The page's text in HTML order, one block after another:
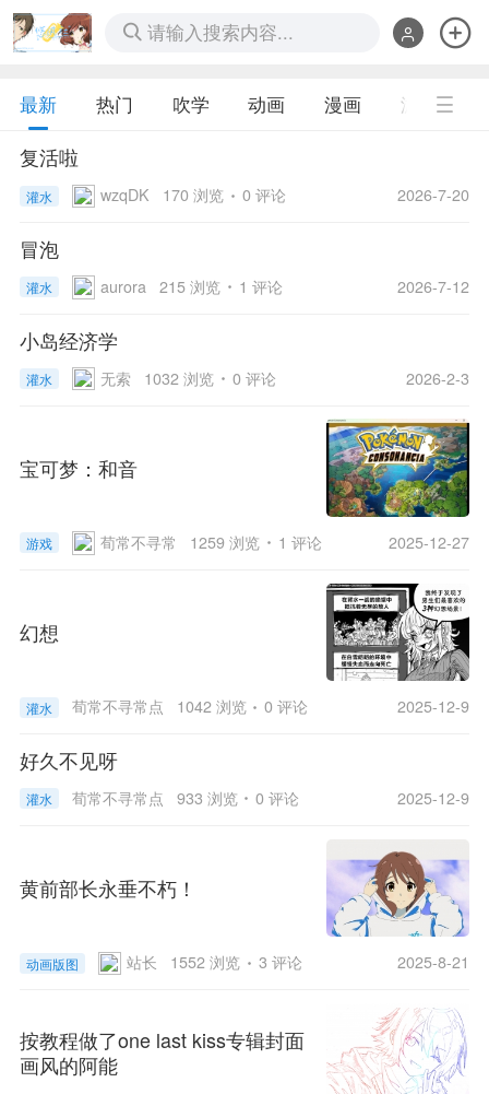
请输入搜索内容...
最新 热门 吹学 动画 漫画 游戏
复活啦
灌水 wzqDK 170 浏览 0 评论 2026-7-20
冒泡
灌水 aurora 215 浏览 1 评论 2026-7-12
小岛经济学
灌水 无索 1032 浏览 0 评论 2026-2-3
宝可梦：和音
游戏 荀常不寻常 1259 浏览 1 评论 2025-12-27
幻想
灌水 荀常不寻常 点
1042 浏览 0 评论 2025-12-9
好久不见呀
灌水 荀常不寻常 点
933 浏览 0 评论 2025-12-9
黄前部长永垂不朽！
动画版图 站长 1552 浏览 3 评论 2025-8-21
按教程做了one last kiss专辑封面
画风的阿能